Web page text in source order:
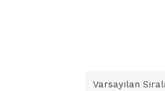
Varsayılan